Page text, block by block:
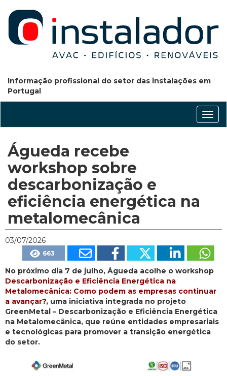
Informação profissional do setor das instalações em
Portugal
Águeda recebe
workshop sobre
descarbonização e
eficiência energética na
metalomecânica
03/07/2026
663
No próximo dia 7 de julho, Águeda acolhe o workshop
Descarbonização e Eficiência Energética na
Metalomecânica: Como podem as empresas continuar
a avançar?, uma iniciativa integrada no projeto
GreenMetal – Descarbonização e Eficiência Energética
na Metalomecânica, que reúne entidades empresariais
e tecnológicas para promover a transição energética
do setor.